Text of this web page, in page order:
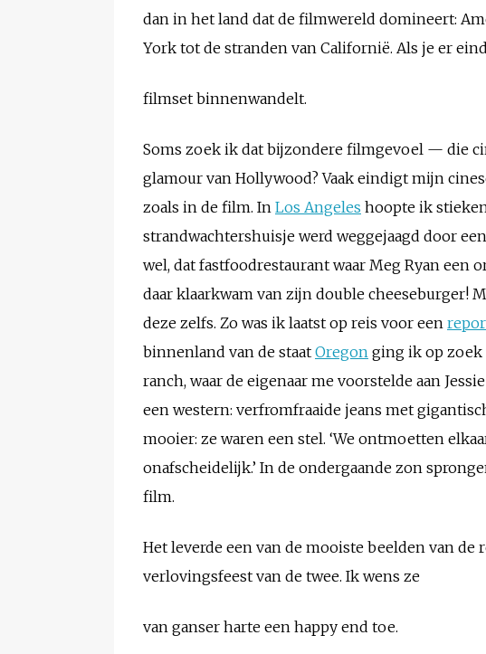
dan in het land dat de filmwereld domineert:
York tot de stranden van Californië. Als je er
filmset binnenwandelt.
Soms zoek ik dat bijzondere filmgevoel — die
glamour van Hollywood? Vaak eindigt mijn
zoals in de film. In Los Angeles hoopte ik
strandwachtershuisje werd weggejaagd door
wel, dat fastfoodrestaurant waar Meg Ryan een
daar klaarkwam van zijn double cheeseburger!
deze zelfs. Zo was ik laatst op reis voor een
binnenland van de staat Oregon ging ik op zoek
ranch, waar de eigenaar me voorstelde aan
een western: verfromfraaide jeans met
mooier: ze waren een stel. ‘We ontmoetten
onafscheidelijk.’ In de ondergaande zon
film.
Het leverde een van de mooiste beelden van
verlovingsfeest van de twee. Ik wens ze
van ganser harte een happy end toe.